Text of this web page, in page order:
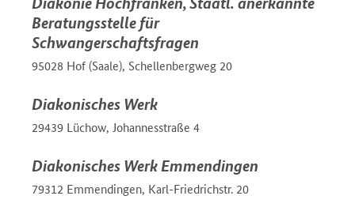
Beratungsstelle für
Schwangerschaftsfragen
95028 Hof (Saale), Schellenbergweg 20
Diakonisches Werk
29439 Lüchow, Johannesstraße 4
Diakonisches Werk Emmendingen
79312 Emmendingen, Karl-Friedrichstr. 20